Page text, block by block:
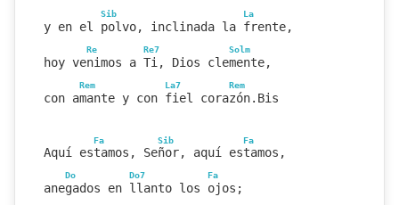
Sib La
y en el polvo, inclinada la frente,
Re Re7 Solm
hoy venimos a Ti, Dios clemente,
Rem La7 Rem
con amante y con fiel corazón.Bis
Fa Sib Fa
Aquí estamos, Señor, aquí estamos,
Do Do7 Fa
anegados en llanto los ojos;